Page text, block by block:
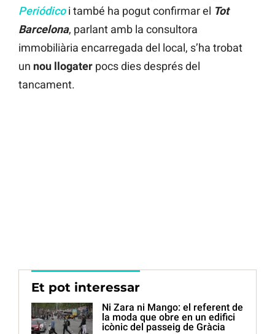
Periódicoi també ha pogut confirmar el Tot
Barcelona, parlant amb la consultora
immobiliària encarregada del local, s’ha trobat
un nou llogater pocs dies després del
tancament.
Et pot interessar
Ni Zara ni Mango: el referent de
la moda que obre en un edifici
icònic del passeig de Gràcia